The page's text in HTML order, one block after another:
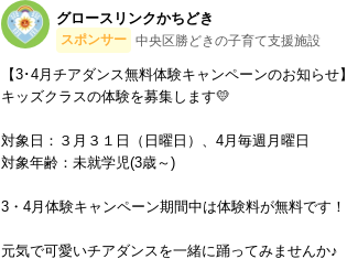
グロースリンクかちどき
スポンサー 中央区勝どきの子育て支援施設
【3･4月チアダンス無料体験キャンペーンのお知らせ】
キッズクラスの体験を募集します💛
対象日：３月３１日（日曜日）、4月毎週月曜日
対象年齢：未就学児(3歳～)
3・4月体験キャンペーン期間中は体験料が無料です！
元気で可愛いチアダンスを一緒に踊ってみませんか♪